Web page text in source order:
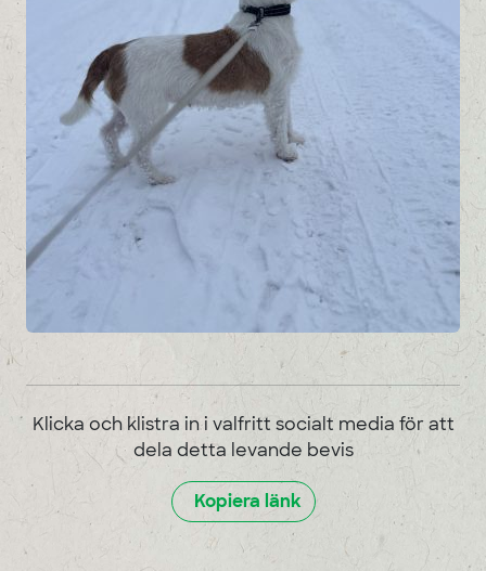
Klicka och klistra in i valfritt socialt media för att
dela detta levande bevis
Kopiera länk